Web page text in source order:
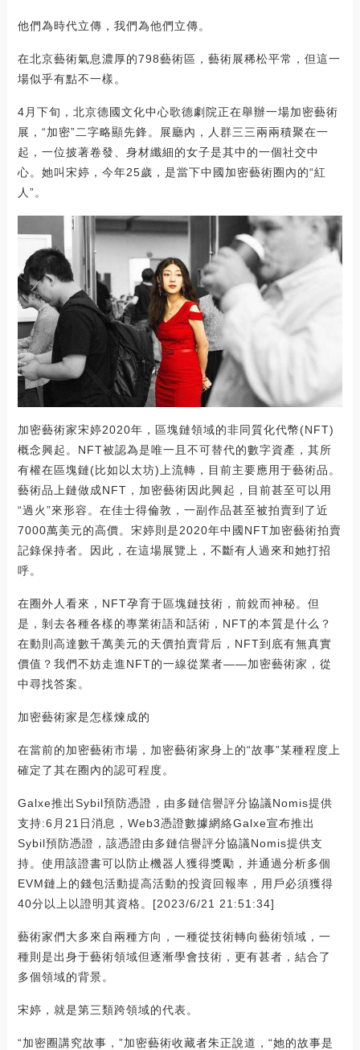
他們為時代立傳，我們為他們立傳。
在北京藝術氣息濃厚的798藝術區，藝術展稀松平常，但這一
場似乎有點不一樣。
4月下旬，北京德國文化中心歌德劇院正在舉辦一場加密藝術
展，“加密”二字略顯先鋒。展廳內，人群三三兩兩積聚在一
起，一位披著卷發、身材纖細的女子是其中的一個社交中
心。她叫宋婷，今年25歲，是當下中國加密藝術圈內的“紅
人”。
加密藝術家宋婷2020年，區塊鏈領域的非同質化代幣(NFT)
概念興起。NFT被認為是唯一且不可替代的數字資產，其所
有權在區塊鏈(比如以太坊)上流轉，目前主要應用于藝術品。
藝術品上鏈做成NFT，加密藝術因此興起，目前甚至可以用
“過火”來形容。在佳士得倫敦，一副作品甚至被拍賣到了近
7000萬美元的高價。宋婷則是2020年中國NFT加密藝術拍賣
記錄保持者。因此，在這場展覽上，不斷有人過來和她打招
呼。
在圈外人看來，NFT孕育于區塊鏈技術，前銳而神秘。但
是，剝去各種各樣的專業術語和話術，NFT的本質是什么？
在動則高達數千萬美元的天價拍賣背后，NFT到底有無真實
價值？我們不妨走進NFT的一線從業者——加密藝術家，從
中尋找答案。
加密藝術家是怎樣煉成的
在當前的加密藝術市場，加密藝術家身上的“故事”某種程度上
確定了其在圈內的認可程度。
Galxe推出Sybil預防憑證，由多鏈信譽評分協議Nomis提供
支持:6月21日消息，Web3憑證數據網絡Galxe宣布推出
Sybil預防憑證，該憑證由多鏈信譽評分協議Nomis提供支
持。使用該證書可以防止機器人獲得獎勵，并通過分析多個
EVM鏈上的錢包活動提高活動的投資回報率，用戶必須獲得
40分以上以證明其資格。[2023/6/21 21:51:34]
藝術家們大多來自兩種方向，一種從技術轉向藝術領域，一
種則是出身于藝術領域但逐漸學會技術，更有甚者，結合了
多個領域的背景。
宋婷，就是第三類跨領域的代表。
“加密圈講究故事，”加密藝術收藏者朱正說道，“她的故事是